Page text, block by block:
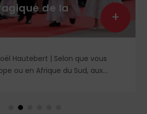
de la
Hautebert | Selon que vous
ou en Afrique du Sud, aux
Pays-Bas ou en Irlande
+